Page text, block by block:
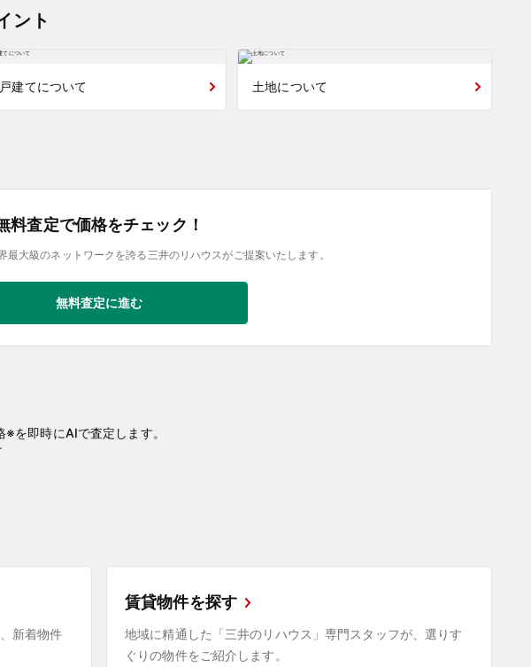
ント
建てについて 土地について
料査定で価格をチェック！
最大級のネットワークを誇る三井のリハウスがご提案いたします。
無料査定に進む
を即時にAIで査定します。
新着物件
賃貸物件を探す
地域に精通した「三井のリハウス」専門スタッフが、選りす
ぐりの物件をご紹介します。